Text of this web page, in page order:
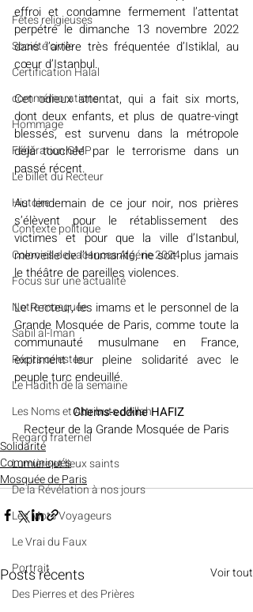
Fêtes religieuses
Société civile
Certification Halal
commémorations
Hommage
Fédération GMP
Le billet du Recteur
Histoire
Contexte politique
Colonies de vacances Algérie 2024
​​Focus sur une actualité
Notre mosquée
Sabil al-Iman
Récits célestes
Le Hadith de la semaine
Les Noms et Attributs d'Allah
Regard fraternel
Lumière et lieux saints
De la Révélation à nos jours
Les Mots Voyageurs
Le Vrai du Faux
Portrait
Des Pierres et des Prières
effroi et condamne fermement l’attentat
perpétré le dimanche 13 novembre 2022
dans l’artère très fréquentée d’Istiklal, au
cœur d’Istanbul.
Cet odieux attentat, qui a fait six morts,
dont deux enfants, et plus de quatre-vingt
blessés, est survenu dans la métropole
déjà touchée par le terrorisme dans un
passé récent.
Au lendemain de ce jour noir, nos prières
s’élèvent pour le rétablissement des
victimes et pour que la ville d’Istanbul,
merveille de l’Humanité, ne soit plus jamais
le théâtre de pareilles violences.
Le Recteur, les imams et le personnel de la
Grande Mosquée de Paris, comme toute la
communauté musulmane en France,
expriment leur pleine solidarité avec le
peuple turc endeuillé.
Chems-eddine HAFIZ
Recteur de la Grande Mosquée de Paris
Solidarité
Communiqués
Mosquée de Paris
Posts récents Voir tout